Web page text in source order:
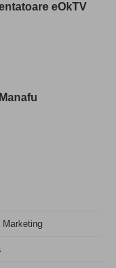
eOkTV